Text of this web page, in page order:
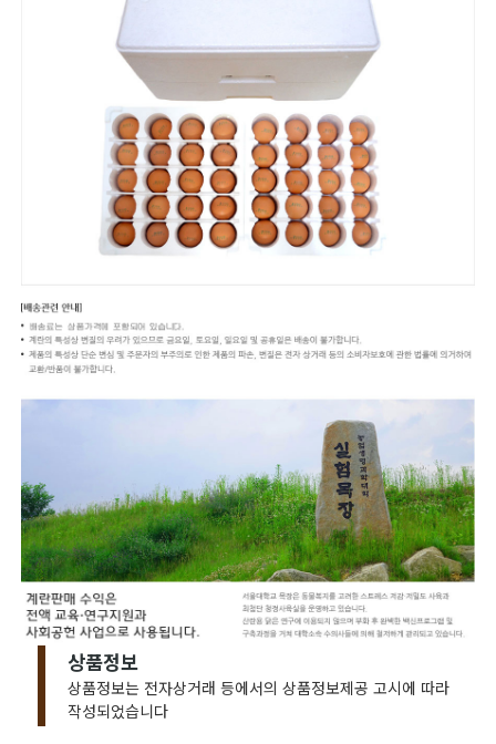
상품정보
상품정보는 전자상거래 등에서의 상품정보제공 고시에 따라
작성되었습니다